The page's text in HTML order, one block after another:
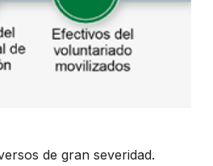
de gran severidad.